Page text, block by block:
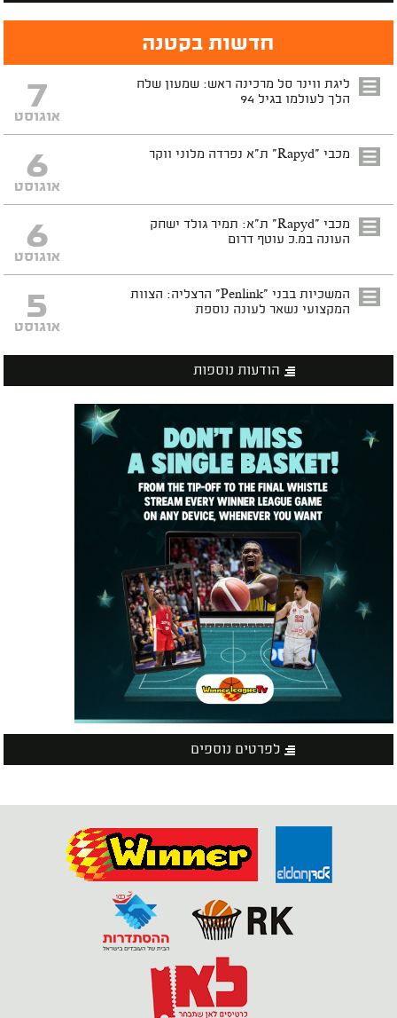
חדשות בקטנה
ליגת ווינר סל מרכינה ראש: שמעון שלח
הלך לעולמו בגיל 94
7
אוגוסט
מכבי "Rapyd" ת"א נפרדה מלוני ווקר 6
אוגוסט
מכבי "Rapyd" ת"א: תמיר גולד ישחק
העונה במ.כ עוטף דרום
6
אוגוסט
המשכיות בבני "Penlink" הרצליה: הצוות
המקצועי נשאר לעונה נוספת
5
אוגוסט
הודעות נוספות
לפרטים נוספים